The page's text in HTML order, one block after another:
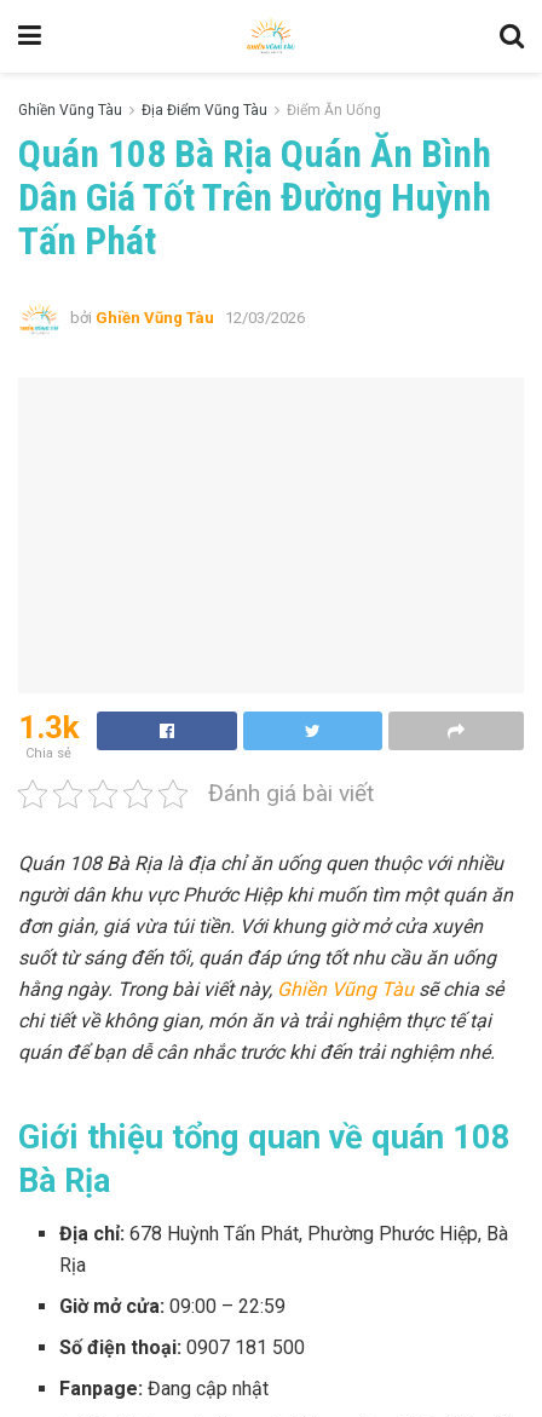
Ghiền Vũng Tàu Địa Điểm Vũng Tàu Điểm Ăn Uống
Quán 108 Bà Rịa Quán Ăn Bình
Dân Giá Tốt Trên Đường Huỳnh
Tấn Phát
bởi Ghiền Vũng Tàu 12/03/2026
1.3k
Chia sẻ
Đánh giá bài viết
Quán 108 Bà Rịa là địa chỉ ăn uống quen thuộc với nhiều
người dân khu vực Phước Hiệp khi muốn tìm một quán ăn
đơn giản, giá vừa túi tiền. Với khung giờ mở cửa xuyên
suốt từ sáng đến tối, quán đáp ứng tốt nhu cầu ăn uống
hằng ngày. Trong bài viết này, Ghiền Vũng Tàusẽ chia sẻ
chi tiết về không gian, món ăn và trải nghiệm thực tế tại
quán để bạn dễ cân nhắc trước khi đến trải nghiệm nhé.
Giới thiệu tổng quan về quán 108
Bà Rịa
Địa chỉ: 678 Huỳnh Tấn Phát, Phường Phước Hiệp, Bà
Rịa
Giờ mở cửa: 09:00 – 22:59
Số điện thoại: 0907 181 500
Fanpage: Đang cập nhật